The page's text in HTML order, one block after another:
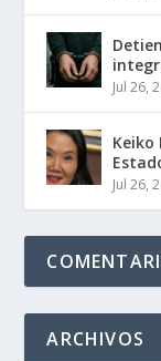
Jul 26,
Jul 26,
ARCHIVOS